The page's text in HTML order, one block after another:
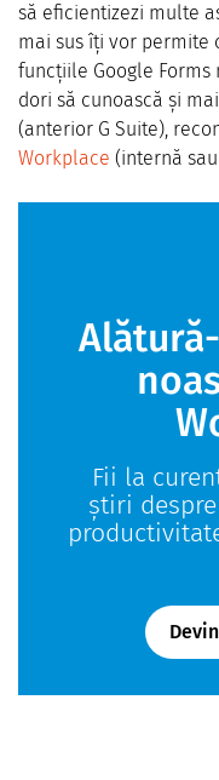
să eficientizezi multe
mai sus îți vor permite
funcțiile Google
dori să cunoască și
(anterior G Suite),
Workplace (internă
Fii la
știri